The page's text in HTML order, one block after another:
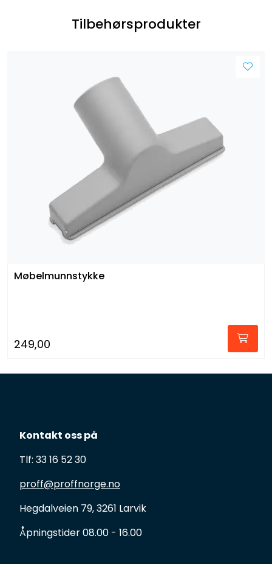
Tilbehørsprodukter
Møbelmunnstykke
249,00
Kontakt oss på
Tlf: 33 16 52 30
proff@proffnorge.no
Hegdalveien 79, 3261 Larvik
Åpningstider 08.00 - 16.00